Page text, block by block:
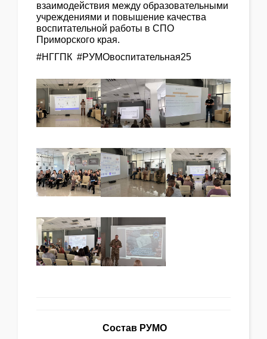
взаимодействия между образовательными
учреждениями и повышение качества
воспитательной работы в СПО
Приморского края.
#НГГПК #РУМОвоспитательная25
Состав РУМО